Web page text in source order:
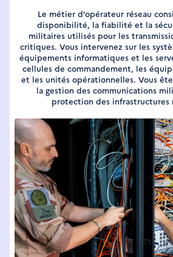
Le métier d’opérateur réseau
disponibilité, la fiabilité et la
militaires utilisés pour les
critiques. Vous intervenez sur les
équipements informatiques et les
cellules de commandement, les
et les unités opérationnelles. Vous
la gestion des communications
protection des infrastructures